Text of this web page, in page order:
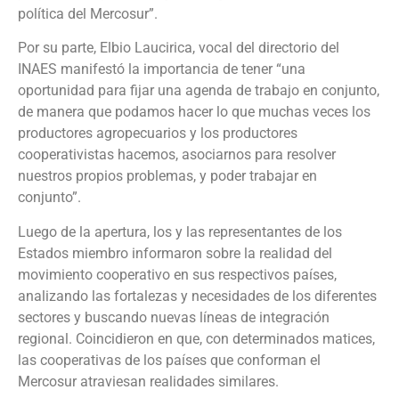
política del Mercosur”.
Por su parte, Elbio Laucirica, vocal del directorio del
INAES manifestó la importancia de tener “una
oportunidad para fijar una agenda de trabajo en conjunto,
de manera que podamos hacer lo que muchas veces los
productores agropecuarios y los productores
cooperativistas hacemos, asociarnos para resolver
nuestros propios problemas, y poder trabajar en
conjunto”.
Luego de la apertura, los y las representantes de los
Estados miembro informaron sobre la realidad del
movimiento cooperativo en sus respectivos países,
analizando las fortalezas y necesidades de los diferentes
sectores y buscando nuevas líneas de integración
regional. Coincidieron en que, con determinados matices,
las cooperativas de los países que conforman el
Mercosur atraviesan realidades similares.